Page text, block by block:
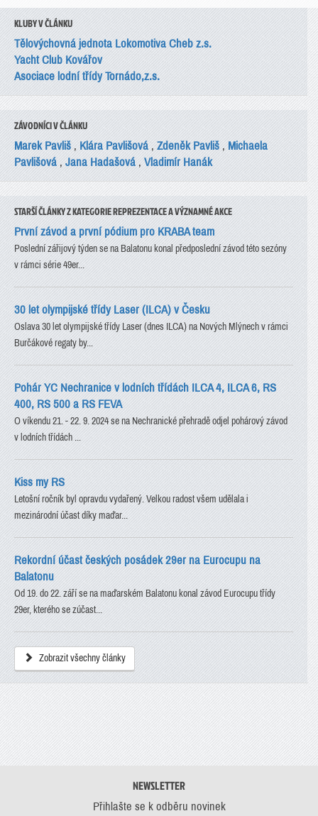
KLUBY V ČLÁNKU
Tělovýchovná jednota Lokomotiva Cheb z.s.
Yacht Club Kovářov
Asociace lodní třídy Tornádo,z.s.
ZÁVODNÍCI V ČLÁNKU
Marek Pavliš,Klára Pavlišová ,Zdeněk Pavliš,Michaela
Pavlišová,Jana Hadašová,Vladimír Hanák
STARŠÍ ČLÁNKY Z KATEGORIE REPREZENTACE A VÝZNAMNÉ AKCE
První závod a první pódium pro KRABA team
Poslední zářijový týden se na Balatonu konal předposlední závod této sezóny
v rámci série 49er...
30 let olympijské třídy Laser (ILCA) v Česku
Oslava 30 let olympijské třídy Laser (dnes ILCA) na Nových Mlýnech v rámci
Burčákové regaty by...
Pohár YC Nechranice v lodních třídách ILCA 4, ILCA 6, RS
400, RS 500 a RS FEVA
O víkendu 21. - 22. 9. 2024 se na Nechranické přehradě odjel pohárový závod
v lodních třídách ...
Kiss my RS
Letošní ročník byl opravdu vydařený. Velkou radost všem udělala i
mezinárodní účast díky maďar...
Rekordní účast českých posádek 29er na Eurocupu na
Balatonu
Od 19. do 22. září se na maďarském Balatonu konal závod Eurocupu třídy
29er, kterého se zúčast...
Zobrazit všechny články
NEWSLETTER
Přihlašte se k odběru novinek